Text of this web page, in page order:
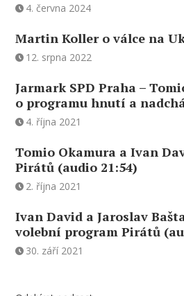
4. června 2024
Martin Koller o válce na
12. srpna 2022
Jarmark SPD Praha –
o programu hnutí a
4. října 2021
Tomio Okamura a Ivan
Pirátů (audio 21:54)
2. října 2021
Ivan David a Jaroslav
volební program Pirátů
30. září 2021